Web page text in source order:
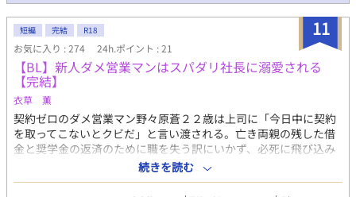
11
短編 完結 R18
お気に入り : 274 24h.ポイント : 21
【BL】新人ダメ営業マンはスパダリ社長に溺愛される
【完結】
衣草 薫
契約ゼロのダメ営業マン野々原蒼２２歳は上司に「今日中に契約
を取ってこないとクビだ」と言い渡される。亡き両親の残した借
金と奨学金の返済のために職を失う訳にいかず、必死に飛び込み
営業するが結果は散々。 最後の１社も担当者不在だと受付で断ら
れかけていたとき、イケメン社長がやってきて直々に商談を聞い
てくれると言い出した。チャンスをものにしたいあまり「御社の
続きを読む